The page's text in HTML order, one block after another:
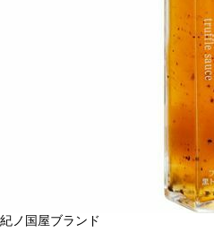
紀ノ国屋ブランド